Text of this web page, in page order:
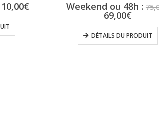
10,00€ Weekend ou 48h :
69,00€Le
prix
actuel
est :
DÉTAILS DU PRODUIT